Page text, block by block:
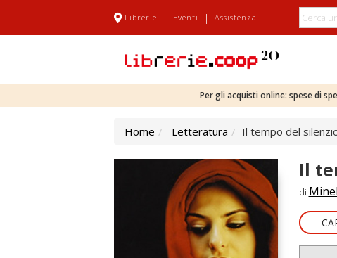
Librerie | Eventi | Assistenza
Per gli acquisti online: spese di
Home Letteratura Il tempo del
Il
di